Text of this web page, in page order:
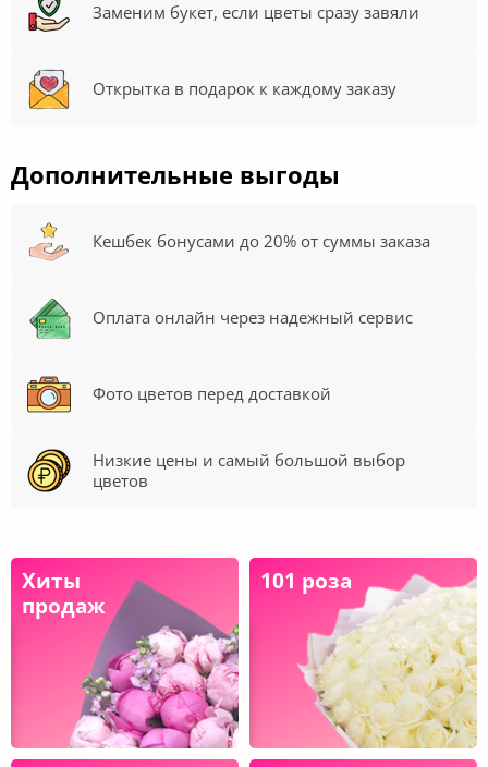
Заменим букет, если цветы сразу завяли
Открытка в подарок к каждому заказу
Дополнительные выгоды
Кешбек бонусами до 20% от суммы заказа
Оплата онлайн через надежный сервис
Фото цветов перед доставкой
Низкие цены и самый большой выбор
цветов
Хиты
продаж
101 роза